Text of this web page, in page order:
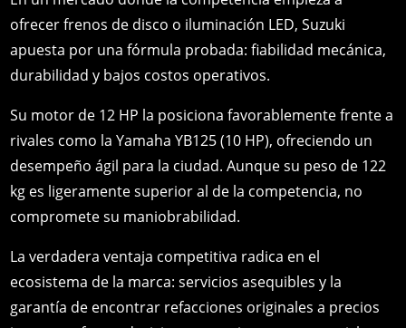
ofrecer frenos de disco o iluminación LED, Suzuki
apuesta por una fórmula probada: fiabilidad mecánica,
durabilidad y bajos costos operativos.
Su motor de 12 HP la posiciona favorablemente frente a
rivales como la Yamaha YB125 (10 HP), ofreciendo un
desempeño ágil para la ciudad. Aunque su peso de 122
kg es ligeramente superior al de la competencia, no
compromete su maniobrabilidad.
La verdadera ventaja competitiva radica en el
ecosistema de la marca: servicios asequibles y la
garantía de encontrar refacciones originales a precios